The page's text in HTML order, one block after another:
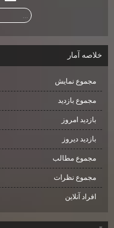
خلاصه آمار
مجموع نمایش‌
مجموع بازدید
بازدید امروز
بازدید دیروز
مجموع مطالب
مجموع نظرات
افراد آنلاین